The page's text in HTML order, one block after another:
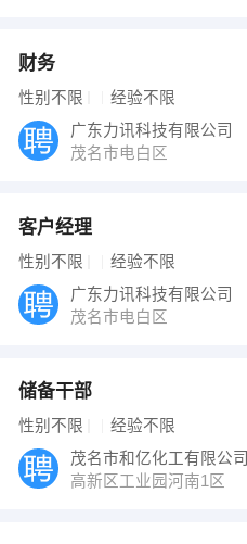
财务
性别不限 经验不限
广东力讯科技有限公司
茂名市电白区
客户经理
性别不限 经验不限
广东力讯科技有限公司
茂名市电白区
储备干部
性别不限 经验不限
茂名市和亿化工有限公司
高新区工业园河南1区